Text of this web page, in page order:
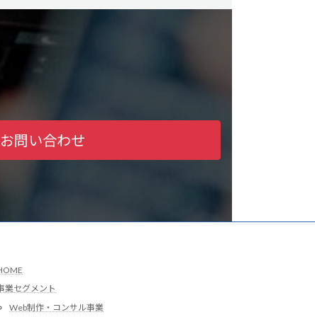
お問い合わせ
業セグメント
Web制作・コンサル事業